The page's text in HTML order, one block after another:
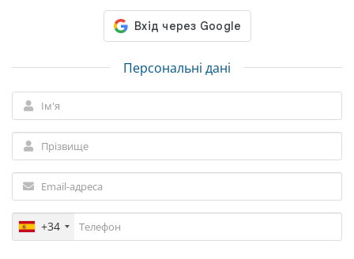
Персональні дані
+34